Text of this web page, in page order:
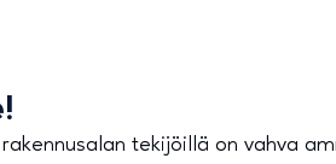
tekijöillä on vahva